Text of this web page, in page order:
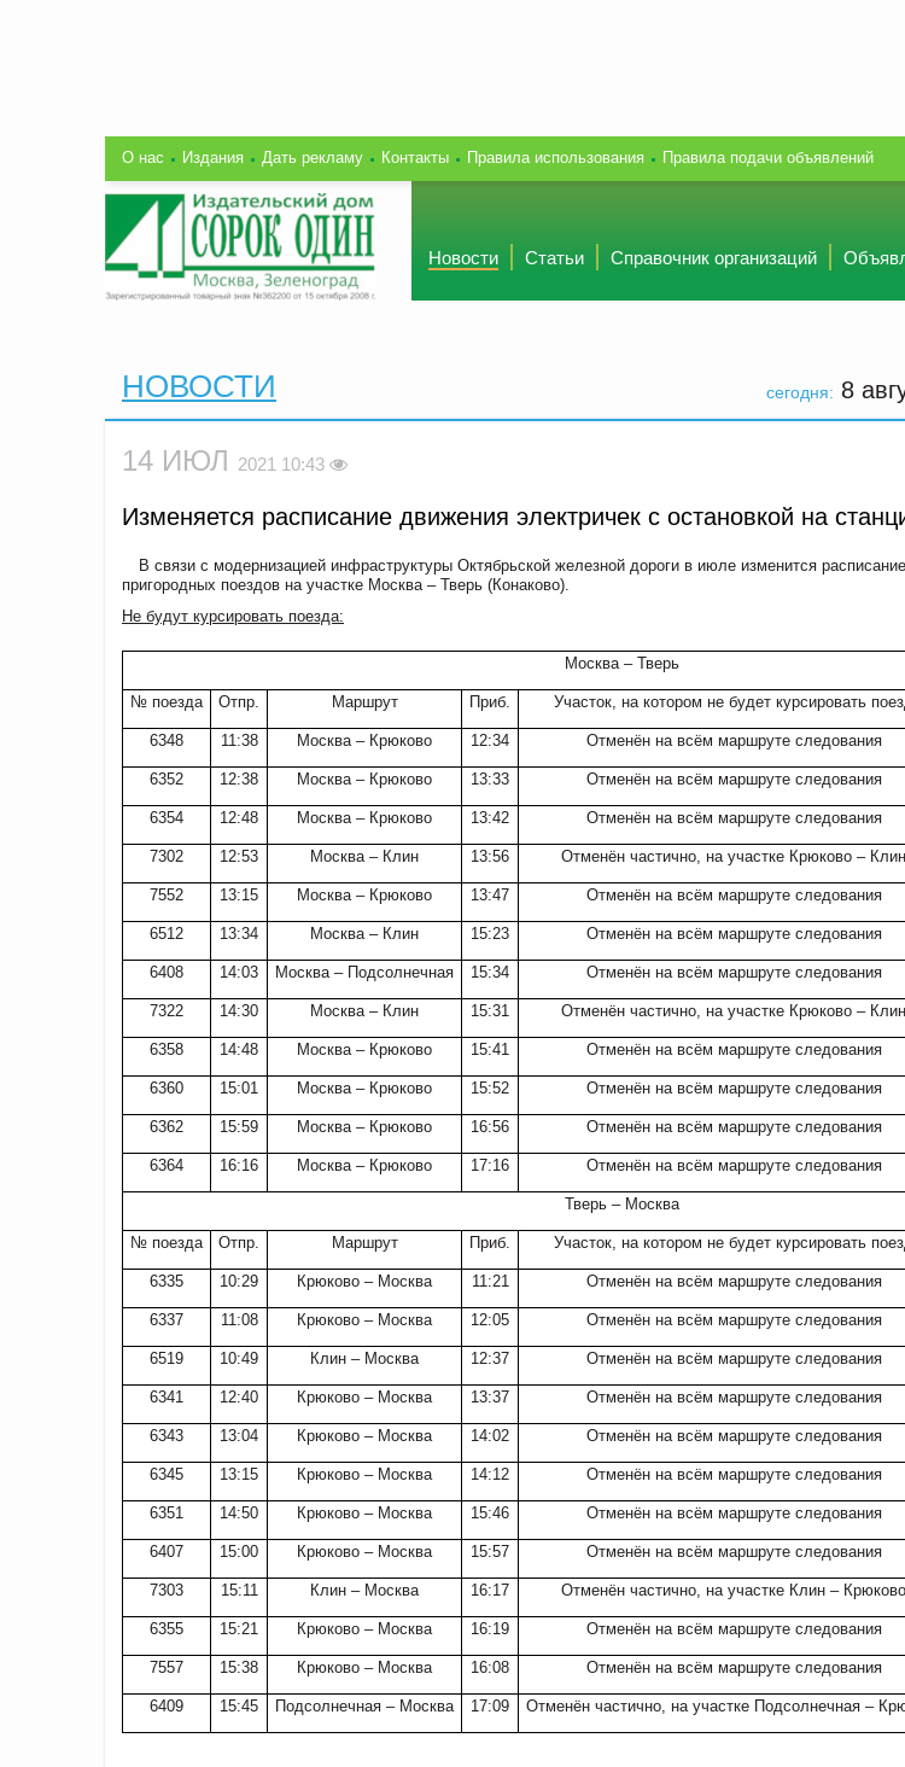
О нас Издания Дать рекламу Контакты Правила использования Правила подачи объявлений
Новости Статьи Справочник организаций
сегодня: 8
НОВОСТИ
14 ИЮЛ 2021 10:43
Изменяется расписание движения электричек с остановкой на
В связи с модернизацией инфраструктуры Октябрьской железной дороги в июле изменится
пригородных поездов на участке Москва – Тверь (Конаково).
Не будут курсировать поезда:
Москва – Тверь
№ поезда Отпр. Маршрут Приб. Участок, на котором не будет курсировать
6348 11:38 Москва – Крюково 12:34 Отменён на всём маршруте следования
6352 12:38 Москва – Крюково 13:33 Отменён на всём маршруте следования
6354 12:48 Москва – Крюково 13:42 Отменён на всём маршруте следования
7302 12:53 Москва – Клин 13:56 Отменён частично, на участке Крюково – Клин
7552 13:15 Москва – Крюково 13:47 Отменён на всём маршруте следования
6512 13:34 Москва – Клин 15:23 Отменён на всём маршруте следования
6408 14:03 Москва – Подсолнечная 15:34 Отменён на всём маршруте следования
7322 14:30 Москва – Клин 15:31 Отменён частично, на участке Крюково – Клин
6358 14:48 Москва – Крюково 15:41 Отменён на всём маршруте следования
6360 15:01 Москва – Крюково 15:52 Отменён на всём маршруте следования
6362 15:59 Москва – Крюково 16:56 Отменён на всём маршруте следования
6364 16:16 Москва – Крюково 17:16 Отменён на всём маршруте следования
Тверь – Москва
№ поезда Отпр. Маршрут Приб. Участок, на котором не будет курсировать
6335 10:29 Крюково – Москва 11:21 Отменён на всём маршруте следования
6337 11:08 Крюково – Москва 12:05 Отменён на всём маршруте следования
6519 10:49 Клин – Москва 12:37 Отменён на всём маршруте следования
6341 12:40 Крюково – Москва 13:37 Отменён на всём маршруте следования
6343 13:04 Крюково – Москва 14:02 Отменён на всём маршруте следования
6345 13:15 Крюково – Москва 14:12 Отменён на всём маршруте следования
6351 14:50 Крюково – Москва 15:46 Отменён на всём маршруте следования
6407 15:00 Крюково – Москва 15:57 Отменён на всём маршруте следования
7303 15:11 Клин – Москва 16:17 Отменён частично, на участке Клин – Крюково
6355 15:21 Крюково – Москва 16:19 Отменён на всём маршруте следования
7557 15:38 Крюково – Москва 16:08 Отменён на всём маршруте следования
6409 15:45 Подсолнечная – Москва 17:09 Отменён частично, на участке Подсолнечная –